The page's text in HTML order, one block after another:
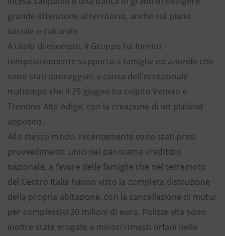
grande attenzione al territorio, anche sul piano
sociale e culturale
A titolo di esempio, il Gruppo ha fornito
tempestivamente supporto a famiglie ed aziende che
sono stati danneggiati a causa dell’eccezionale
maltempo che il 25 giugno ha colpito Veneto e
Trentino Alto Adige, con la creazione di un plafond
apposito.
Allo stesso modo, recentemente sono stati presi
provvedimenti, unici nel panorama creditizio
nazionale, a favore delle famiglie che nel terremoto
del Centro Italia hanno visto la completa distruzione
della propria abitazione, con la cancellazione di mutui
per complessivi 20 milioni di euro. Polizze vita sono
inoltre state erogate a minori rimasti orfani nello